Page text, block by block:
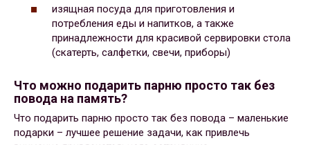
изящная посуда для приготовления и
потребления еды и напитков, а также
принадлежности для красивой сервировки стола
(скатерть, салфетки, свечи, приборы)
Что можно подарить парню просто так без
повода на память?
Что подарить парню просто так без повода – маленькие
подарки – лучшее решение задачи, как привлечь